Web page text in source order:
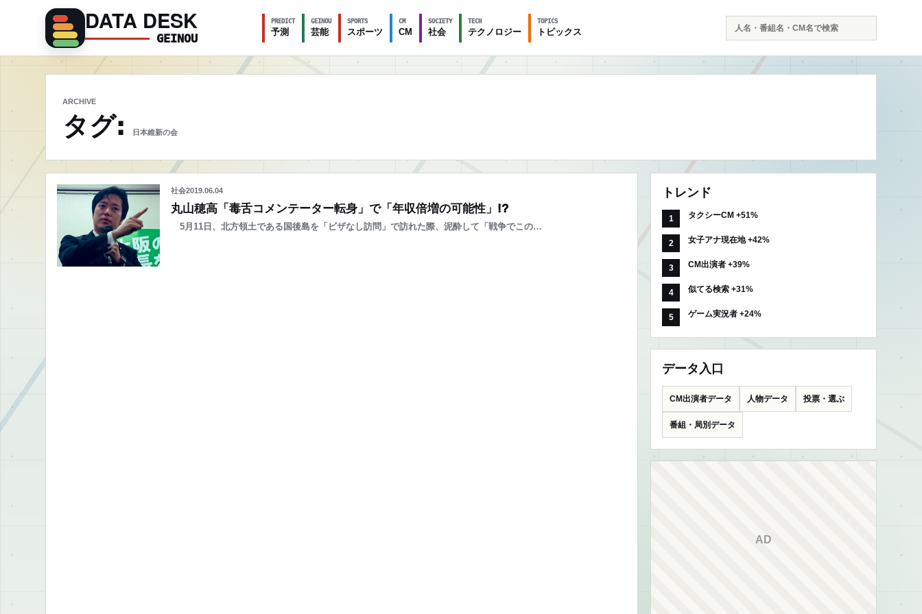
DATA DESK
GEINOU
PREDICT
予測
GEINOU
芸能
SPORTS
スポーツ
CM
CM
SOCIETY
社会
TECH
テクノロジー
TOPICS
トピックス
索
ARCHIVE
タグ: 日本維新の会
社会2019.06.04
丸山穂高「毒舌コメンテーター転身」で「年収倍増の可能性」!?
5月11日、北方領土である国後島を「ビザなし訪問」で訪れた際、泥酔して「戦争でこの…
トレンド
タクシーCM +51%
女子アナ現在地 +42%
CM出演者 +39%
似てる検索 +31%
ゲーム実況者 +24%
データ入口
CM出演者データ 人物データ 投票・選ぶ
番組・局別データ
AD